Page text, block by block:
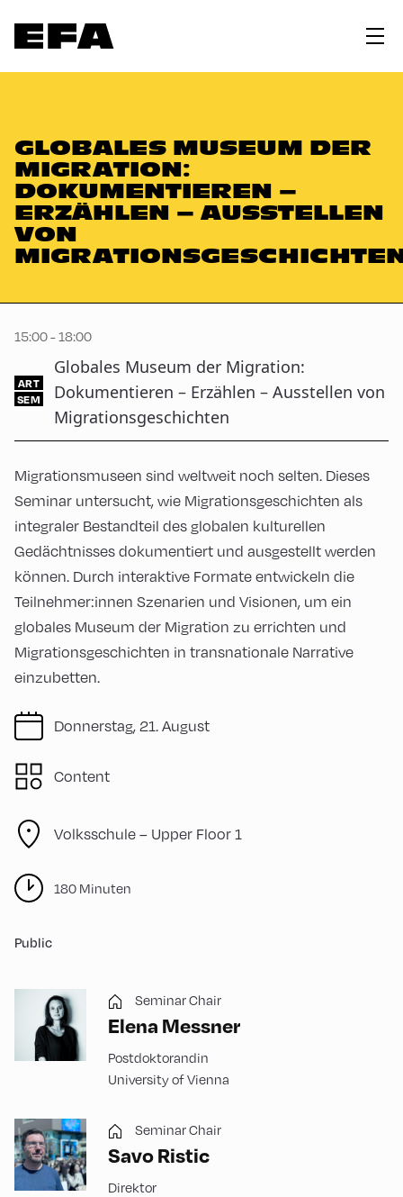
GLOBALES MUSEUM DER
MIGRATION:
DOKUMENTIEREN –
ERZÄHLEN – AUSSTELLEN
VON
15:00 - 18:00
ART
SEM
Globales Museum der Migration:
Dokumentieren – Erzählen – Ausstellen von
Migrationsgeschichten
Donnerstag, 21. August
Content
Volksschule – Upper Floor 1
180 Minuten
Public
Migrationsmuseen sind weltweit noch selten. Dieses
Seminar untersucht, wie Migrationsgeschichten als
integraler Bestandteil des globalen kulturellen
Gedächtnisses dokumentiert und ausgestellt werden
können. Durch interaktive Formate entwickeln die
Teilnehmer:innen Szenarien und Visionen, um ein
globales Museum der Migration zu errichten und
Migrationsgeschichten in transnationale Narrative
einzubetten.
Seminar Chair
Elena Messner
Postdoktorandin
University of Vienna
Seminar Chair
Savo Ristic
Direktor